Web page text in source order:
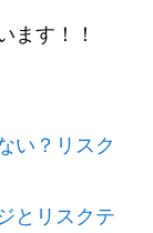
ます！！
い？リスク
とリスクテ